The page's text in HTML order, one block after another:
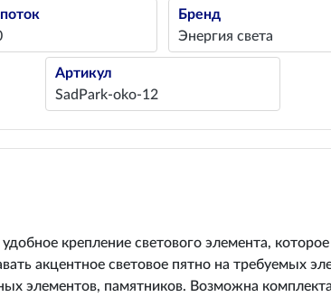
Бренд
Энергия света
Артикул
SadPark-oko-12
крепление светового элемента,
акцентное световое пятно на требуемых
элементов, памятников. Возможна